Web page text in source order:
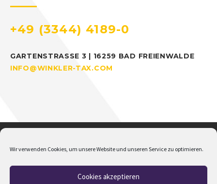
Wir verwenden Cookies, um unsere Website und unseren Service zu optimieren.
Cookies akzeptieren
+49 (3344) 4189-0
GARTENSTRASSE 3 | 16259 BAD FREIENWALDE
INFO@WINKLER-TAX.COM